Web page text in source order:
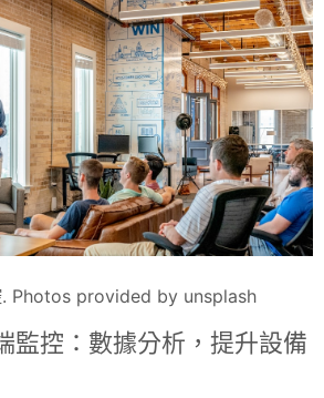
. Photos provided by unsplash
監控：數據分析，提升設備